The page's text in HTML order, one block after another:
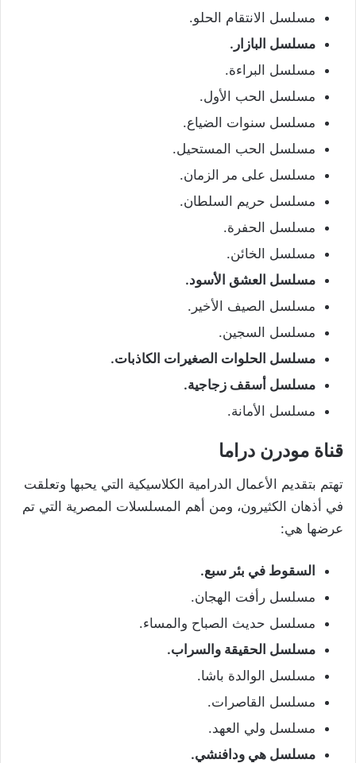
مسلسل الانتقام الحلو.
مسلسل البازار.
مسلسل البراءة.
مسلسل الحب الأول.
مسلسل سنوات الضياع.
مسلسل الحب المستحيل.
مسلسل على مر الزمان.
مسلسل حريم السلطان.
مسلسل الحفرة.
مسلسل الخائن.
مسلسل العشق الأسود.
مسلسل الصيف الأخير.
مسلسل السجين.
مسلسل الحلوات الصغيرات الكاذبات.
مسلسل أسقف زجاجية.
مسلسل الأمانة.
قناة مودرن دراما
تهتم بتقديم الأعمال الدرامية الكلاسيكية التي يحبها وتعلقت
في أذهان الكثيرون، ومن أهم المسلسلات المصرية التي تم
عرضها هي:
السقوط في بئر سبع.
مسلسل رأفت الهجان.
مسلسل حديث الصباح والمساء.
مسلسل الحقيقة والسراب.
مسلسل الوالدة باشا.
مسلسل القاصرات.
مسلسل ولي العهد.
مسلسل هي ودافنشي.